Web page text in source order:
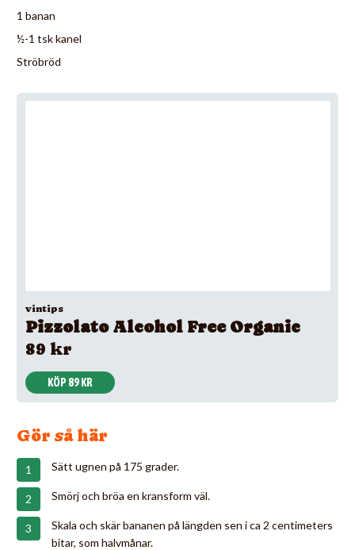
1 banan
½-1 tsk kanel
Ströbröd
vintips
Pizzolato Alcohol Free Organic
89 kr
KÖP 89 KR
Gör så här
Sätt ugnen på 175 grader.
Smörj och bröa en kransform väl.
Skala och skär bananen på längden sen i ca 2 centimeters
bitar, som halvmånar.